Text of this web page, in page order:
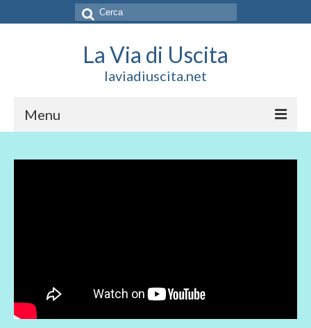
Cerca:
La Via di Uscita
laviadiuscita.net
Menu